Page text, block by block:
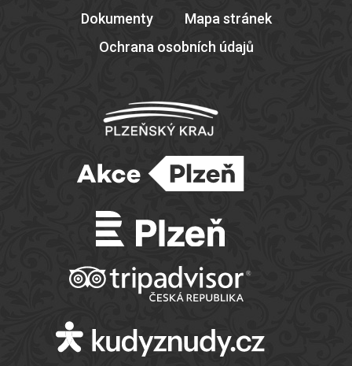
Dokumenty
Mapa stránek
Ochrana osobních údajů